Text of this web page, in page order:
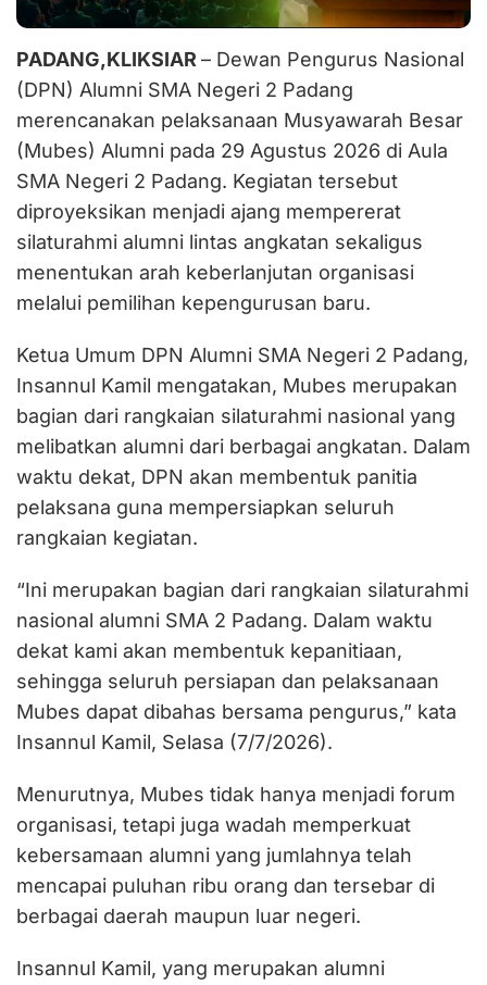
PADANG,KLIKSIAR – Dewan Pengurus Nasional
(DPN) Alumni SMA Negeri 2 Padang
merencanakan pelaksanaan Musyawarah Besar
(Mubes) Alumni pada 29 Agustus 2026 di Aula
SMA Negeri 2 Padang. Kegiatan tersebut
diproyeksikan menjadi ajang mempererat
silaturahmi alumni lintas angkatan sekaligus
menentukan arah keberlanjutan organisasi
melalui pemilihan kepengurusan baru.
Ketua Umum DPN Alumni SMA Negeri 2 Padang,
Insannul Kamil mengatakan, Mubes merupakan
bagian dari rangkaian silaturahmi nasional yang
melibatkan alumni dari berbagai angkatan. Dalam
waktu dekat, DPN akan membentuk panitia
pelaksana guna mempersiapkan seluruh
rangkaian kegiatan.
“Ini merupakan bagian dari rangkaian silaturahmi
nasional alumni SMA 2 Padang. Dalam waktu
dekat kami akan membentuk kepanitiaan,
sehingga seluruh persiapan dan pelaksanaan
Mubes dapat dibahas bersama pengurus,” kata
Insannul Kamil, Selasa (7/7/2026).
Menurutnya, Mubes tidak hanya menjadi forum
organisasi, tetapi juga wadah memperkuat
kebersamaan alumni yang jumlahnya telah
mencapai puluhan ribu orang dan tersebar di
berbagai daerah maupun luar negeri.
Insannul Kamil, yang merupakan alumni